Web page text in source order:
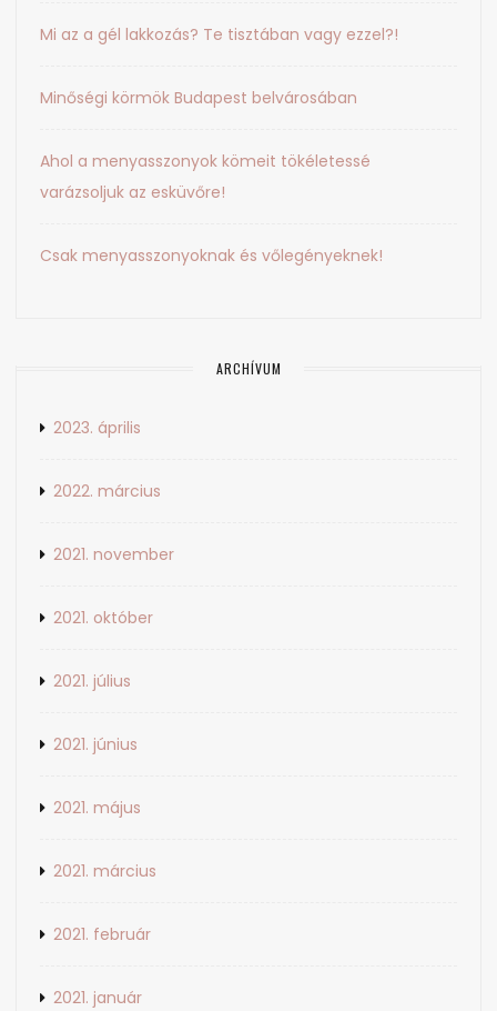
Mi az a gél lakkozás? Te tisztában vagy ezzel?!
Minőségi körmök Budapest belvárosában
Ahol a menyasszonyok kömeit tökéletessé
varázsoljuk az esküvőre!
Csak menyasszonyoknak és vőlegényeknek!
ARCHÍVUM
2023. április
2022. március
2021. november
2021. október
2021. július
2021. június
2021. május
2021. március
2021. február
2021. január